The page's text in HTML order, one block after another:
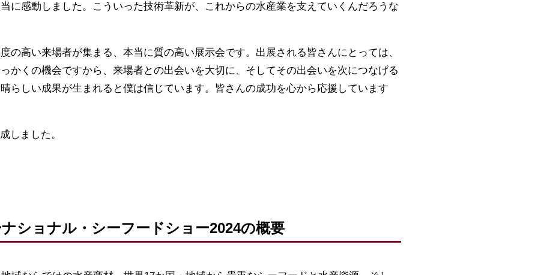
に感動しました。こういった技術革新が、これからの水産業を支えていくんだろうな
の高い来場者が集まる、本当に質の高い展示会です。出展される皆さんにとっては、
かくの機会ですから、来場者との出会いを大切に、そしてその出会いを次につなげる
らしい成果が生まれると僕は信じています。皆さんの成功を心から応援しています
しました。
ショナル・シーフードショー2024の概要